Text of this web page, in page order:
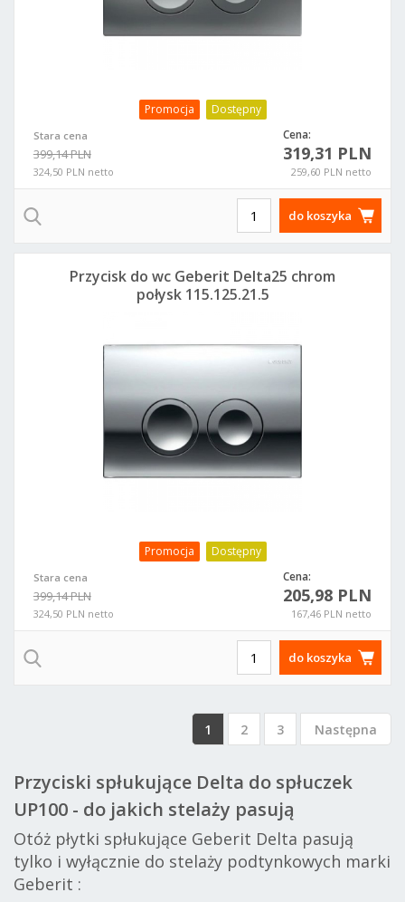
Promocja Dostępny
Stara cena
399,14 PLN
324,50 PLN netto
Cena:
319,31 PLN
259,60 PLN netto
do koszyka
Promocja Dostępny
Stara cena
399,14 PLN
324,50 PLN netto
Cena:
205,98 PLN
167,46 PLN netto
Przycisk do wc Geberit Delta25 chrom
połysk 115.125.21.5
do koszyka
1 2 3 Następna
Przyciski spłukujące Delta do spłuczek
UP100 - do jakich stelaży pasują
Otóż płytki spłukujące Geberit Delta pasują
tylko i wyłącznie do stelaży podtynkowych marki
Geberit :